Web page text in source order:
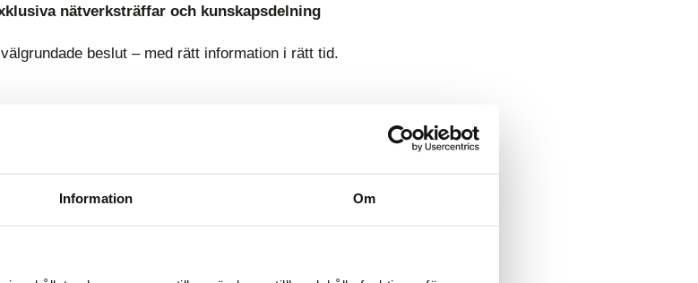
Information Om
nätverksträffar och kunskapsdelning
beslut – med rätt information i rätt tid.
LÄR DIG MER